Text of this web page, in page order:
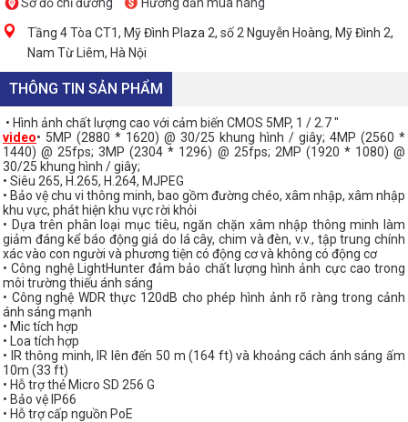
Tầng 4 Tòa CT1, Mỹ Đình Plaza 2, số 2 Nguyễn Hoàng, Mỹ Đình 2,
Nam Từ Liêm, Hà Nội
THÔNG TIN SẢN PHẨM
• Hình ảnh chất lượng cao với cảm biến CMOS 5MP, 1 / 2.7 "
video• 5MP (2880 * 1620) @ 30/25 khung hình / giây; 4MP (2560 *
1440) @ 25fps; 3MP (2304 * 1296) @ 25fps; 2MP (1920 * 1080) @
30/25 khung hình / giây;
• Siêu 265, H.265, H.264, MJPEG
• Bảo vệ chu vi thông minh, bao gồm đường chéo, xâm nhập, xâm nhập
khu vực, phát hiện khu vực rời khỏi
• Dựa trên phân loại mục tiêu, ngăn chặn xâm nhập thông minh làm
giảm đáng kể báo động giả do lá cây, chim và đèn, v.v., tập trung chính
xác vào con người và phương tiện có động cơ và không có động cơ
• Công nghệ LightHunter đảm bảo chất lượng hình ảnh cực cao trong
môi trường thiếu ánh sáng
• Công nghệ WDR thực 120dB cho phép hình ảnh rõ ràng trong cảnh
ánh sáng mạnh
• Mic tích hợp
• Loa tích hợp
• IR thông minh, IR lên đến 50 m (164 ft) và khoảng cách ánh sáng ấm
10m (33 ft)
• Hỗ trợ thẻ Micro SD 256 G
• Bảo vệ IP66
• Hỗ trợ cấp nguồn PoE